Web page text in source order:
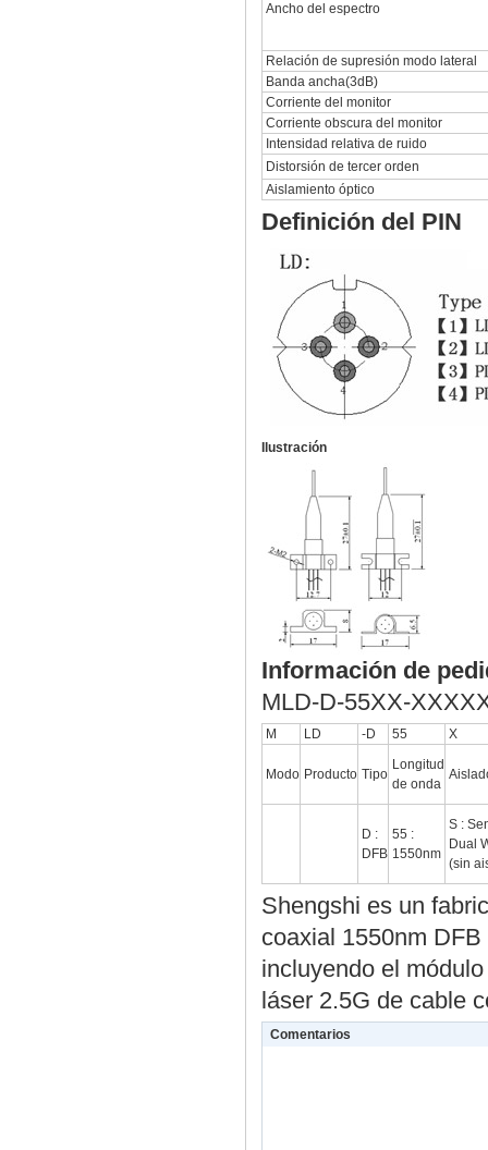
Ancho del espectro
Relación de supresión modo lateral
Banda ancha(3dB)
Corriente del monitor
Corriente obscura del monitor
Intensidad relativa de ruido
Distorsión de tercer orden
Aislamiento óptico
Definición del PIN
Ilustración
Información de
MLD-D-55XX-
M LD -D 55 X
Modo Producto Tipo
Longitud
de onda
D :
DFB
55 :
1550nm
S :
Dual
(sin
Shengshi es un
coaxial 1550nm
incluyendo el
láser 2.5G de cable
Comentarios